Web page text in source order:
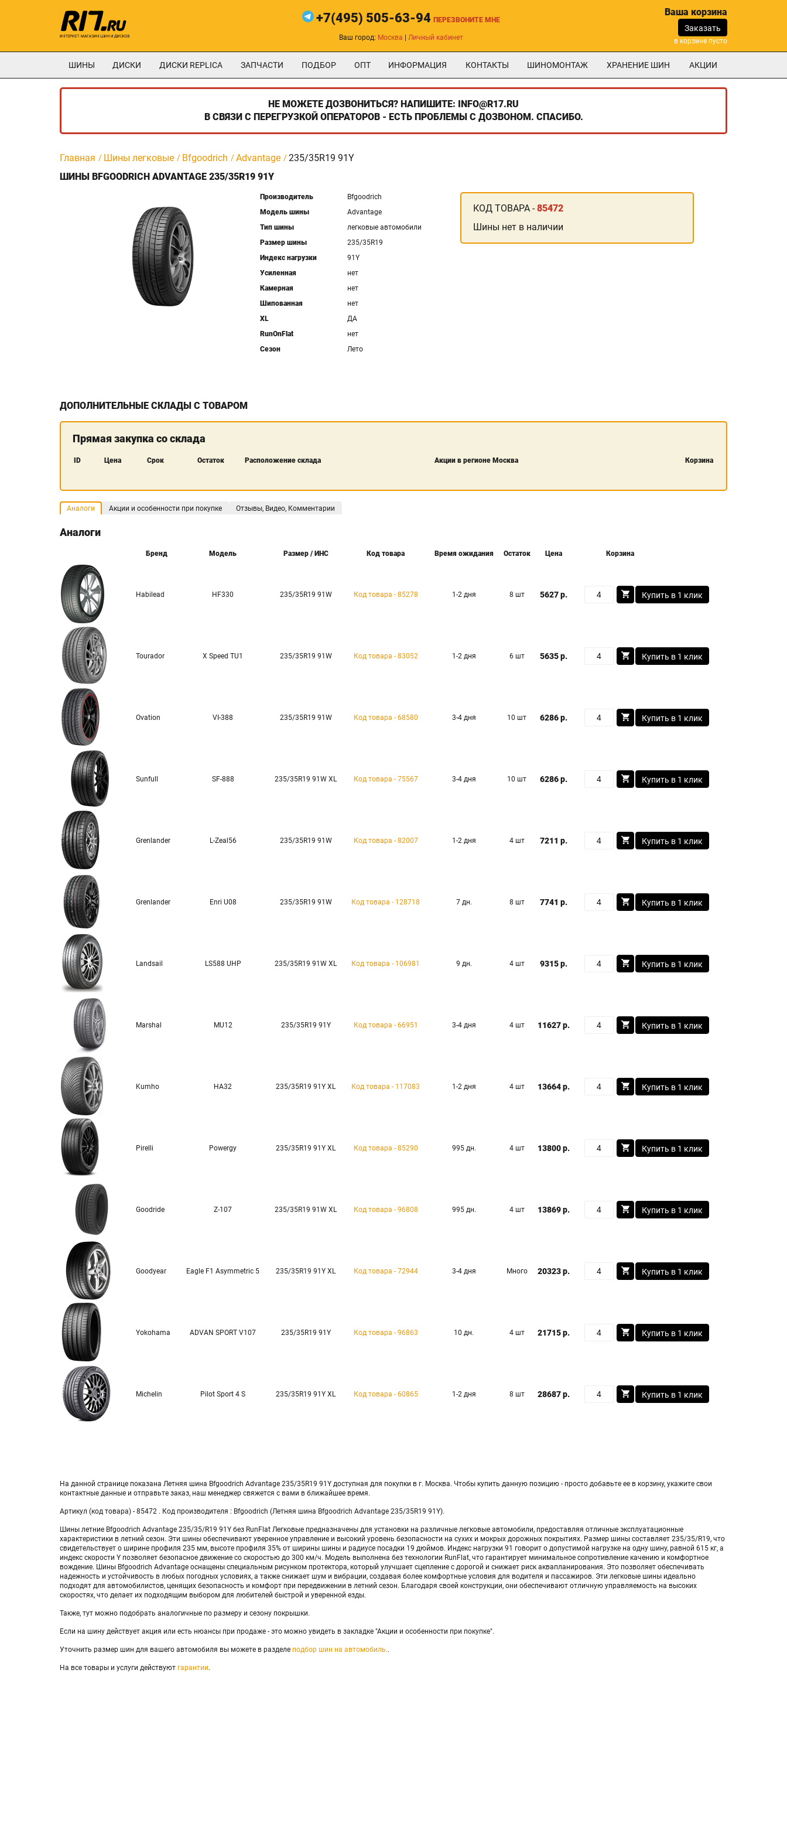
+7(495) 505-63-94 ПЕРЕЗВОНИТЕ МНЕ
Ваш город: Москва Личный кабинет
Ваша корзина
Заказать
в корзине пусто
ШИНЫ ДИСКИ ДИСКИ REPLICA ЗАПЧАСТИ ПОДБОР ОПТ ИНФОРМАЦИЯ КОНТАКТЫ ШИНОМОНТАЖ ХРАНЕНИЕ ШИН АКЦИИ
НЕ МОЖЕТЕ ДОЗВОНИТЬСЯ? НАПИШИТЕ: INFO@R17.RU
В СВЯЗИ С ПЕРЕГРУЗКОЙ ОПЕРАТОРОВ - ЕСТЬ ПРОБЛЕМЫ С ДОЗВОНОМ. СПАСИБО.
Главная Шины легковые Bfgoodrich Advantage
235/35R19 91Y
ШИНЫ BFGOODRICH ADVANTAGE 235/35R19 91Y
Производитель
Bfgoodrich
Модель шины
Advantage
Тип шины
легковые автомобили
Размер шины
235/35R19
Индекс нагрузки
91Y
Усиленная
нет
Камерная
нет
Шипованная
нет
XL
ДА
RunOnFlat
нет
Сезон
Лето
КОД ТОВАРА -85472
Шины нет в наличии
ДОПОЛНИТЕЛЬНЫЕ СКЛАДЫ С ТОВАРОМ
Прямая закупка со склада
ID Цена Срок Остаток Расположение склада Акции в регионе Москва Корзина
Аналоги Акции и особенности при покупке Отзывы, Видео, Комментарии
Аналоги
Бренд Модель Размер / ИНС Код товара Время ожидания Остаток Цена Корзина
Habilead HF330 235/35R19 91W Код товара - 85278 1-2 дня 8 шт 5627 р. Купить в 1 клик
Tourador X Speed TU1 235/35R19 91W Код товара - 83052 1-2 дня 6 шт 5635 р. Купить в 1 клик
Ovation VI-388 235/35R19 91W Код товара - 68580 3-4 дня 10 шт 6286 р. Купить в 1 клик
Sunfull SF-888 235/35R19 91W XL Код товара - 75567 3-4 дня 10 шт 6286 р. Купить в 1 клик
Grenlander L-Zeal56 235/35R19 91W Код товара - 82007 1-2 дня 4 шт 7211 р. Купить в 1 клик
Grenlander Enri U08 235/35R19 91W Код товара - 128718 7 дн. 8 шт 7741 р. Купить в 1 клик
Landsail LS588 UHP 235/35R19 91W XL Код товара - 106981 9 дн. 4 шт 9315 р. Купить в 1 клик
Marshal MU12 235/35R19 91Y Код товара - 66951 3-4 дня 4 шт 11627 р. Купить в 1 клик
Kumho HA32 235/35R19 91Y XL Код товара - 117083 1-2 дня 4 шт 13664 р. Купить в 1 клик
Pirelli Powergy 235/35R19 91Y XL Код товара - 85290 995 дн. 4 шт 13800 р. Купить в 1 клик
Goodride Z-107 235/35R19 91W XL Код товара - 96808 995 дн. 4 шт 13869 р. Купить в 1 клик
Goodyear Eagle F1 Asymmetric 5 235/35R19 91Y XL Код товара - 72944 3-4 дня Много 20323 р. Купить в 1 клик
Yokohama ADVAN SPORT V107 235/35R19 91Y Код товара - 96863 10 дн. 4 шт 21715 р. Купить в 1 клик
Michelin Pilot Sport 4 S 235/35R19 91Y XL Код товара - 60865 1-2 дня 8 шт 28687 р. Купить в 1 клик
На данной странице показана Летняя шина Bfgoodrich Advantage 235/35R19 91Y доступная для покупки в г. Москва. Чтобы купить данную позицию - просто добавьте ее в корзину, укажите свои
контактные данные и отправьте заказ, наш менеджер свяжется с вами в ближайшее время.
Артикул (код товара) - 85472 . Код производителя : Bfgoodrich (Летняя шина Bfgoodrich Advantage 235/35R19 91Y).
Шины летние Bfgoodrich Advantage 235/35/R19 91Y без RunFlat Легковые предназначены для установки на различные легковые автомобили, предоставляя отличные эксплуатационные
характеристики в летний сезон. Эти шины обеспечивают уверенное управление и высокий уровень безопасности на сухих и мокрых дорожных покрытиях. Размер шины составляет 235/35/R19, что
свидетельствует о ширине профиля 235 мм, высоте профиля 35% от ширины шины и радиусе посадки 19 дюймов. Индекс нагрузки 91 говорит о допустимой нагрузке на одну шину, равной 615 кг, а
индекс скорости Y позволяет безопасное движение со скоростью до 300 км/ч. Модель выполнена без технологии RunFlat, что гарантирует минимальное сопротивление качению и комфортное
вождение. Шины Bfgoodrich Advantage оснащены специальным рисунком протектора, который улучшает сцепление с дорогой и снижает риск аквапланирования. Это позволяет обеспечивать
надежность и устойчивость в любых погодных условиях, а также снижает шум и вибрации, создавая более комфортные условия для водителя и пассажиров. Эти легковые шины идеально
подходят для автомобилистов, ценящих безопасность и комфорт при передвижении в летний сезон. Благодаря своей конструкции, они обеспечивают отличную управляемость на высоких
скоростях, что делает их подходящим выбором для любителей быстрой и уверенной езды.
Также, тут можно подобрать аналогичные по размеру и сезону покрышки.
Если на шину действует акция или есть нюансы при продаже - это можно увидеть в закладке "Акции и особенности при покупке".
Уточнить размер шин для вашего автомобиля вы можете в разделе подбор шин на автомобиль..
На все товары и услуги действуют гарантии.